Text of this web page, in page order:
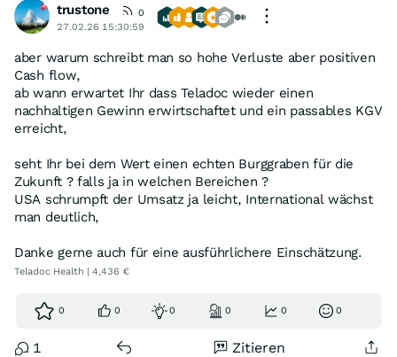
trustone
0
27.02.26 15:30:59
aber warum schreibt man so hohe Verluste aber positiven
Cash flow,
ab wann erwartet Ihr dass Teladoc wieder einen
nachhaltigen Gewinn erwirtschaftet und ein passables KGV
erreicht,
seht Ihr bei dem Wert einen echten Burggraben für die
Zukunft ? falls ja in welchen Bereichen ?
USA schrumpft der Umsatz ja leicht, International wächst
man deutlich,
Danke gerne auch für eine ausführlichere Einschätzung.
Teladoc Health | 4,436 €
0 0 0 0 0 0
1 Zitieren